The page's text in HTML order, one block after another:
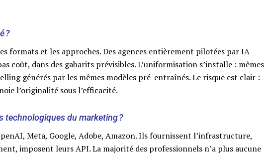
?
formats et les approches. Des agences entièrement pilotées par IA
coût, dans des gabarits prévisibles. L’uniformisation s’installe : mêmes
générés par les mêmes modèles pré-entraînés. Le risque est clair :
l’originalité sous l’efficacité.
technologiques du marketing ?
Meta, Google, Adobe, Amazon. Ils fournissent l’infrastructure,
imposent leurs API. La majorité des professionnels n’a plus aucune